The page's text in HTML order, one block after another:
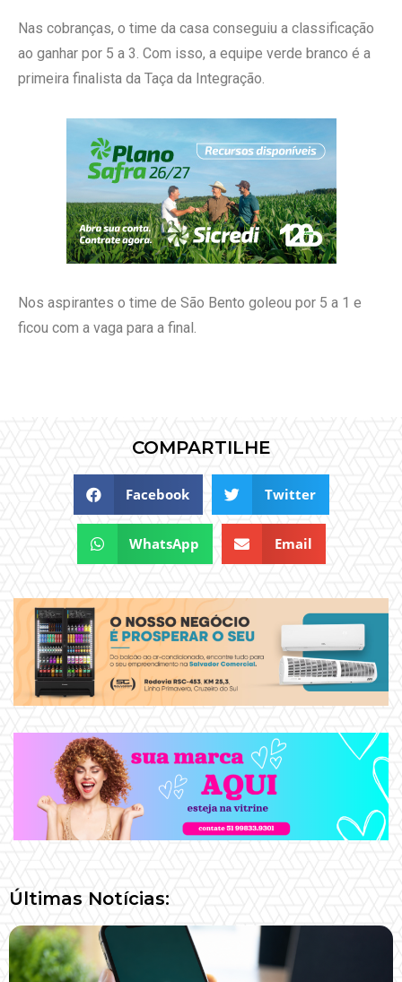
Nas cobranças, o time da casa conseguiu a classificação
ao ganhar por 5 a 3. Com isso, a equipe verde branco é a
primeira finalista da Taça da Integração.
Nos aspirantes o time de São Bento goleou por 5 a 1 e
ficou com a vaga para a final.
COMPARTILHE
Facebook Twitter
WhatsApp Email
Últimas Notícias: